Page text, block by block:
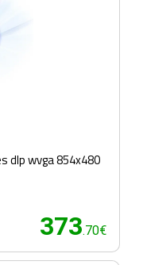
dlp wvga 854x480
373.70€